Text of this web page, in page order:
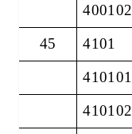
400102
45
4101
410101
410102